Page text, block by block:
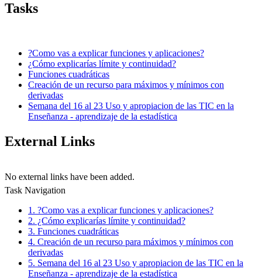
Tasks
?Como vas a explicar funciones y aplicaciones?
¿Cómo explicarías límite y continuidad?
Funciones cuadráticas
Creación de un recurso para máximos y mínimos con
derivadas
Semana del 16 al 23 Uso y apropiacion de las TIC en la
Enseñanza - aprendizaje de la estadística
External Links
No external links have been added.
Task Navigation
1. ?Como vas a explicar funciones y aplicaciones?
2. ¿Cómo explicarías límite y continuidad?
3. Funciones cuadráticas
4. Creación de un recurso para máximos y mínimos con
derivadas
5. Semana del 16 al 23 Uso y apropiacion de las TIC en la
Enseñanza - aprendizaje de la estadística